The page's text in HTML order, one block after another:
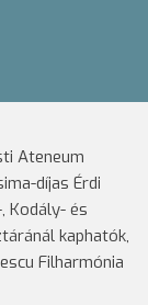
Ateneum
díjas Érdi
Kodály- és
kaphatók,
Filharmónia